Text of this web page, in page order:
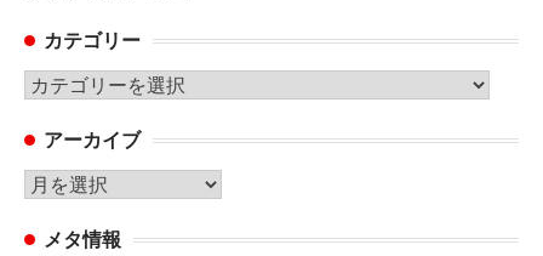
カテゴリー
カ
ゴ
リ
ー
アーカイブ
ア
カ メタ情報